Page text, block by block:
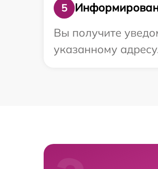
5
Вы получите
указанному